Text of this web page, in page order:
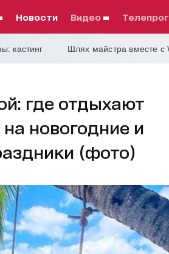
Новости видео
кастинг Шлях майстра вместе с
где отдыхают
новогодние и
(фото)